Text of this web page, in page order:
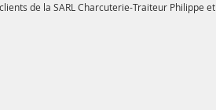
de la SARL Charcuterie-Traiteur Philippe et